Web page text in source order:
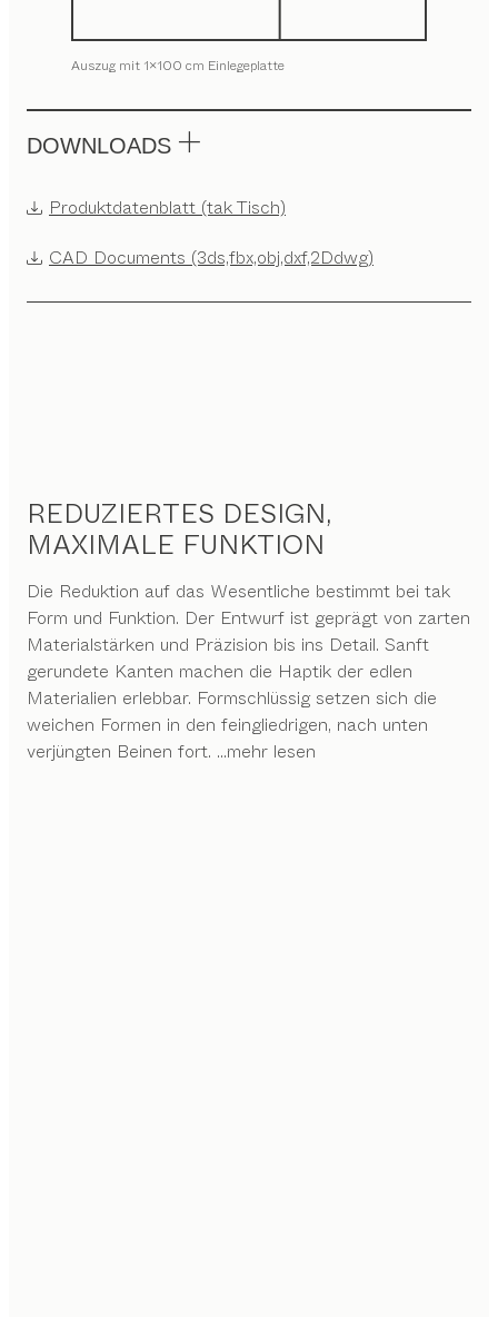
Auszug mit 1x100 cm Einlegeplatte
DOWNLOADS
Produktdatenblatt (tak Tisch)
CAD Documents (3ds,fbx,obj,dxf,2Ddwg)
REDUZIERTES DESIGN,
MAXIMALE FUNKTION
Die Reduktion auf das Wesentliche bestimmt bei tak
Form und Funktion. Der Entwurf ist geprägt von zarten
Materialstärken und Präzision bis ins Detail. Sanft
gerundete Kanten machen die Haptik der edlen
Materialien erlebbar. Formschlüssig setzen sich die
weichen Formen in den feingliedrigen, nach unten
verjüngten Beinen fort. ...mehr lesen